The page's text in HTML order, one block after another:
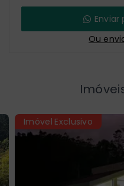
Enviar
Ou e
Imóvel Exclusivo